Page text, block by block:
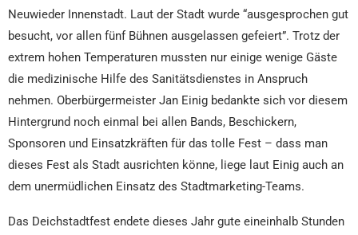
Neuwieder Innenstadt. Laut der Stadt wurde “ausgesprochen gut
besucht, vor allen fünf Bühnen ausgelassen gefeiert”. Trotz der
extrem hohen Temperaturen mussten nur einige wenige Gäste
die medizinische Hilfe des Sanitätsdienstes in Anspruch
nehmen. Oberbürgermeister Jan Einig bedankte sich vor diesem
Hintergrund noch einmal bei allen Bands, Beschickern,
Sponsoren und Einsatzkräften für das tolle Fest – dass man
dieses Fest als Stadt ausrichten könne, liege laut Einig auch an
dem unermüdlichen Einsatz des Stadtmarketing-Teams.
Das Deichstadtfest endete dieses Jahr gute eineinhalb Stunden